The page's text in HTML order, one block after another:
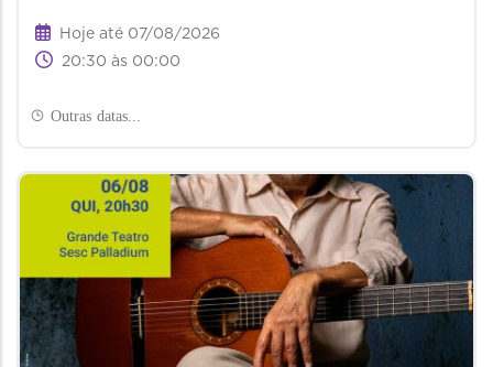
Hoje até 07/08/2026
20:30 às 00:00
Outras datas...